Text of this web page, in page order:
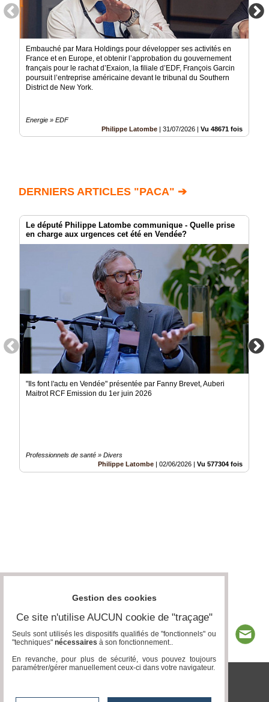
Embauché par Mara Holdings pour développer ses activités en
France et en Europe, et obtenir l’approbation du gouvernement
français pour le rachat d’Exaion, la filiale d’EDF, François Garcin
poursuit l’entreprise américaine devant le tribunal du Southern
District de New York.
Energie » EDF
Philippe Latombe | 31/07/2026 | Vu 48671 fois
DERNIERS ARTICLES "PACA" ➔
Le député Philippe Latombe communique - Quelle prise
en charge aux urgences cet été en Vendée?
"Ils font l'actu en Vendée" présentée par Fanny Brevet, Auberi
Maitrot RCF Emission du 1er juin 2026
Professionnels de santé » Divers
Philippe Latombe
02/06/2026 Vu 577304 fois
tvlocale.fr
Gestion des cookies
Ce site n'utilise AUCUN cookie de "traçage"
Seuls sont utilisés les dispositifs qualifiés de "fonctionnels" ou
"techniques" nécessaires à son fonctionnement..
En revanche, pour plus de sécurité, vous pouvez toujours
paramétrer/gérer manuellement ceux-ci dans votre navigateur.